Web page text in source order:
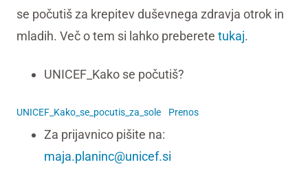
se počutiš za krepitev duševnega zdravja otrok in
mladih. Več o tem si lahko preberete tukaj.
UNICEF_Kako se počutiš?
UNICEF_Kako_se_pocutis_za_sole Prenos
Za prijavnico pišite na:
maja.planinc@unicef.si